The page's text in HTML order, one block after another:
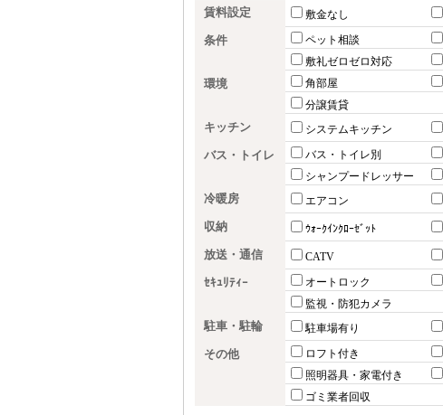
賃料設定 敷金なし
条件 ペット相談
敷礼ゼロゼロ対応
環境 角部屋
分譲賃貸
キッチン システムキッチン
バス・トイレ バス・トイレ別
シャンプードレッサー
冷暖房 エアコン
収納 ｳｫｰｸｲﾝｸﾛｰｾﾞｯﾄ
放送・通信 CATV
ｾｷｭﾘﾃｨｰ オートロック
監視・防犯カメラ
駐車・駐輪 駐車場有り
その他 ロフト付き
照明器具・家電付き
ゴミ業者回収